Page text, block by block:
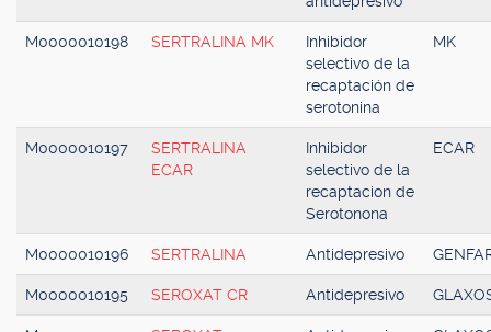
M0000010198 SERTRALINA MK
Inhibidor
selectivo de la
recaptación de
serotonina
MK
M0000010197
SERTRALINA
ECAR
Inhibidor
selectivo de la
recaptacion de
Serotonona
ECAR
M0000010196 SERTRALINA Antidepresivo
M0000010195 SEROXAT CR Antidepresivo